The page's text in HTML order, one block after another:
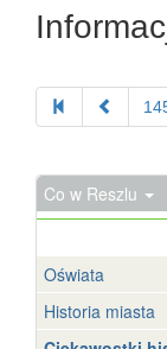
Co w Reszlu
Oświata
Historia miasta